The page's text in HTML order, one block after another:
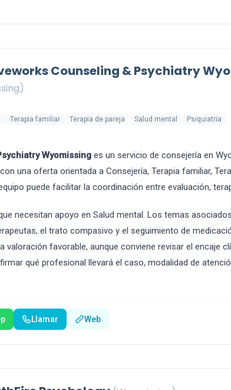
Counseling & Psychiatry
Terapia familiar Terapia de pareja Salud mental Psiquiatria
Wyomissing es un servicio de consejería en
una oferta orientada a Consejería, Terapia familiar,
puede facilitar la coordinación entre evaluación,
necesitan apoyo en Salud mental. Los temas
el trato compasivo y el seguimiento de
valoración favorable, aunque conviene revisar el encaje
qué profesional llevará el caso, modalidad de
Llamar Web